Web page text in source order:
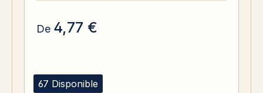
67 Disponible
De 4,77 €